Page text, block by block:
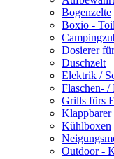
Bogenzelte
Boxio -
Dosierer
Duschzelt
Elektrik /
Flaschen- /
Grills fürs
Kühlboxen
Outdoor -